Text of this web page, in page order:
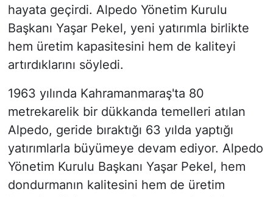
hayata geçirdi. Alpedo Yönetim Kurulu
Başkanı Yaşar Pekel, yeni yatırımla birlikte
hem üretim kapasitesini hem de kaliteyi
artırdıklarını söyledi.
1963 yılında Kahramanmaraş'ta 80
metrekarelik bir dükkanda temelleri atılan
Alpedo, geride bıraktığı 63 yılda yaptığı
yatırımlarla büyümeye devam ediyor. Alpedo
Yönetim Kurulu Başkanı Yaşar Pekel, hem
dondurmanın kalitesini hem de üretim